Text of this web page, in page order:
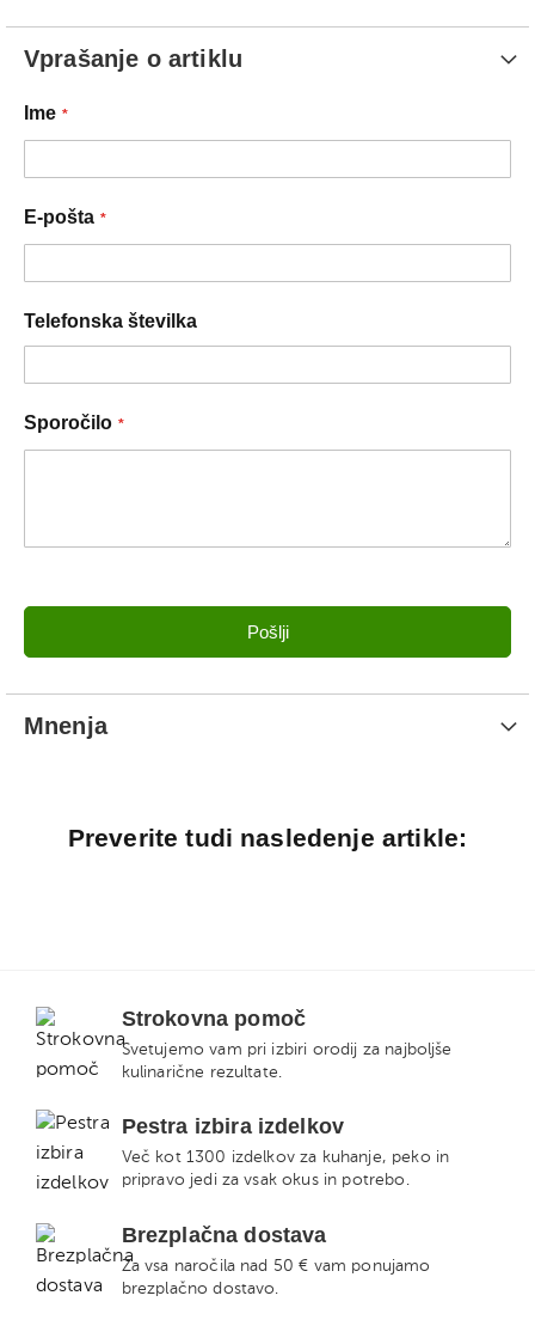
Vprašanje o artiklu
Ime
E-pošta
Telefonska številka
Sporočilo
Pošlji
Mnenja
Preverite tudi nasledenje artikle:
Strokovna pomoč
Svetujemo vam pri izbiri orodij za najboljše
kulinarične rezultate.
Pestra izbira izdelkov
Več kot 1300 izdelkov za kuhanje, peko in
pripravo jedi za vsak okus in potrebo.
Brezplačna dostava
Za vsa naročila nad 50 € vam ponujamo
brezplačno dostavo.